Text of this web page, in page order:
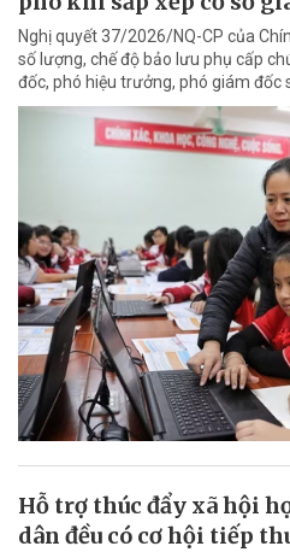
Nghị quyết 37/2026/NQ-CP của
số lượng, chế độ bảo lưu phụ cấp
đốc, phó hiệu trưởng, phó giám đốc
Hỗ trợ thúc đẩy xã hội
dân đều có cơ hội tiếp